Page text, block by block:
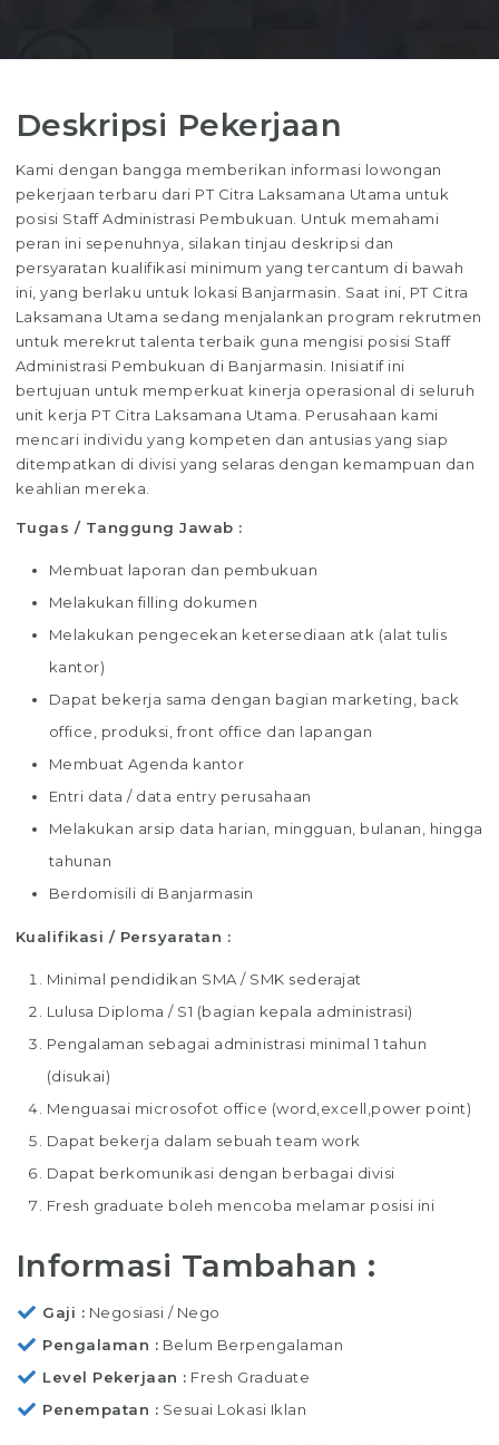
Deskripsi Pekerjaan
Kami dengan bangga memberikan informasi lowongan
pekerjaan terbaru dari PT Citra Laksamana Utama untuk
posisi Staff Administrasi Pembukuan. Untuk memahami
peran ini sepenuhnya, silakan tinjau deskripsi dan
persyaratan kualifikasi minimum yang tercantum di bawah
ini, yang berlaku untuk lokasi Banjarmasin. Saat ini, PT Citra
Laksamana Utama sedang menjalankan program rekrutmen
untuk merekrut talenta terbaik guna mengisi posisi Staff
Administrasi Pembukuan di Banjarmasin. Inisiatif ini
bertujuan untuk memperkuat kinerja operasional di seluruh
unit kerja PT Citra Laksamana Utama. Perusahaan kami
mencari individu yang kompeten dan antusias yang siap
ditempatkan di divisi yang selaras dengan kemampuan dan
keahlian mereka.
Tugas / Tanggung Jawab :
Membuat laporan dan pembukuan
Melakukan filling dokumen
Melakukan pengecekan ketersediaan atk (alat tulis
kantor)
Dapat bekerja sama dengan bagian marketing, back
office, produksi, front office dan lapangan
Membuat Agenda kantor
Entri data / data entry perusahaan
Melakukan arsip data harian, mingguan, bulanan, hingga
tahunan
Berdomisili di Banjarmasin
Kualifikasi / Persyaratan :
Minimal pendidikan SMA / SMK sederajat
Lulusa Diploma / S1 (bagian kepala administrasi)
Pengalaman sebagai administrasi minimal 1 tahun
(disukai)
Menguasai microsofot office (word,excell,power point)
Dapat bekerja dalam sebuah team work
Dapat berkomunikasi dengan berbagai divisi
Fresh graduate boleh mencoba melamar posisi ini
Informasi Tambahan :
Gaji
Negosiasi / Nego
Pengalaman
Belum Berpengalaman
Level Pekerjaan
Fresh Graduate
Penempatan
Sesuai Lokasi Iklan